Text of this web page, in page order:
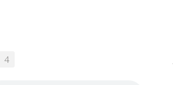
4